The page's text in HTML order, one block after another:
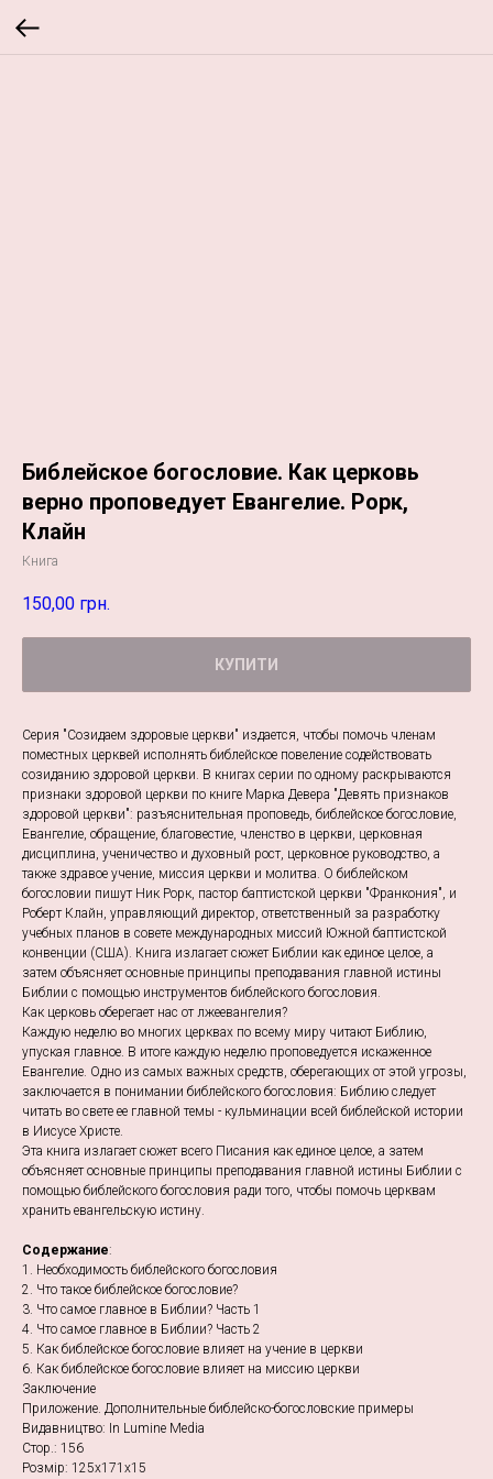
Библейское богословие. Как церковь
верно проповедует Евангелие. Рорк,
Клайн
Книга
150,00 грн.
КУПИТИ
Серия "Созидаем здоровые церкви" издается, чтобы помочь членам
поместных церквей исполнять библейское повеление содействовать
созиданию здоровой церкви. В книгах серии по одному раскрываются
признаки здоровой церкви по книге Марка Девера "Девять признаков
здоровой церкви": разъяснительная проповедь, библейское богословие,
Евангелие, обращение, благовестие, членство в церкви, церковная
дисциплина, ученичество и духовный рост, церковное руководство, а
также здравое учение, миссия церкви и молитва. О библейском
богословии пишут Ник Рорк, пастор баптистской церкви "Франкония", и
Роберт Клайн, управляющий директор, ответственный за разработку
учебных планов в совете международных миссий Южной баптистской
конвенции (США). Книга излагает сюжет Библии как единое целое, а
затем объясняет основные принципы преподавания главной истины
Библии с помощью инструментов библейского богословия.
Как церковь оберегает нас от лжеевангелия?
Каждую неделю во многих церквах по всему миру читают Библию,
упуская главное. В итоге каждую неделю проповедуется искаженное
Евангелие. Одно из самых важных средств, оберегающих от этой угрозы,
заключается в понимании библейского богословия: Библию следует
читать во свете ее главной темы - кульминации всей библейской истории
в Иисусе Христе.
Эта книга излагает сюжет всего Писания как единое целое, а затем
объясняет основные принципы преподавания главной истины Библии с
помощью библейского богословия ради того, чтобы помочь церквам
хранить евангельскую истину.
Содержание:
1. Необходимость библейского богословия
2. Что такое библейское богословие?
3. Что самое главное в Библии? Часть 1
4. Что самое главное в Библии? Часть 2
5. Как библейское богословие влияет на учение в церкви
6. Как библейское богословие влияет на миссию церкви
Заключение
Приложение. Дополнительные библейско-богословские примеры
Видавництво: In Lumine Media
Стор.: 156
Розмір: 125х171х15